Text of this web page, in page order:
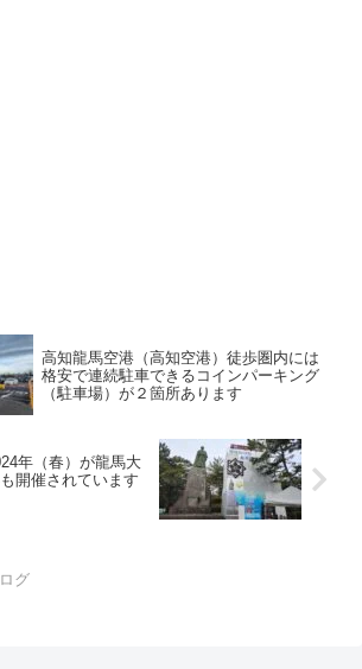
高知龍馬空港（高知空港）徒歩圏内には
格安で連続駐車できるコインパーキング
（駐車場）が２箇所あります
年（春）が龍馬大
開催されています
グ